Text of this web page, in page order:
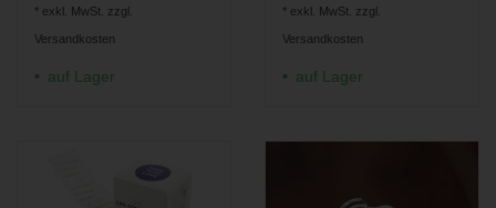
* exkl. MwSt. zzgl.
Versandkosten
auf Lager
* exkl. MwSt. zzgl.
Versandkosten
auf Lager